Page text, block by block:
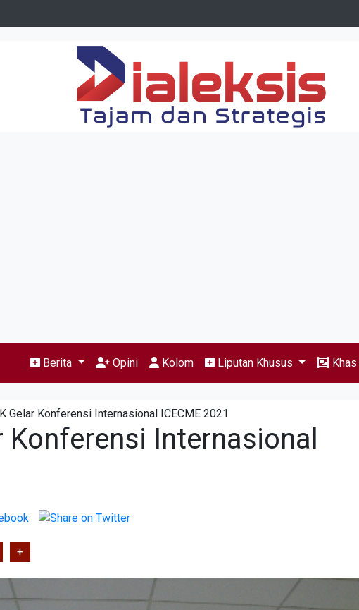
Berita Opini Kolom Liputan Khusus Khas
Gelar Konferensi Internasional ICECME 2021
Konferensi Internasional
+